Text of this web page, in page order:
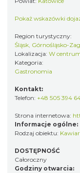
Pokaż wskazówki
Region turystyczny:
Śląsk, Górnośląsko-
Lokalizacja: W
Kategoria:
Gastronomia
Kontakt:
Telefon: +48 505 394
Strona internetowa:
Informacje ogólne:
Rodzaj obiektu:
DOSTĘPNOŚĆ
Całoroczny
Godziny otwarcia: